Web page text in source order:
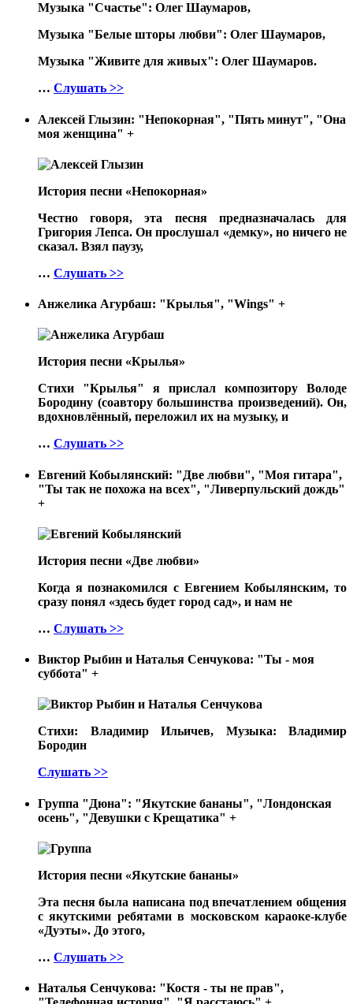
Музыка "Счастье": Олег Шаумаров,
Музыка "Белые шторы любви": Олег Шаумаров,
Музыка "Живите для живых": Олег Шаумаров.
… Слушать >>
Алексей Глызин: "Непокорная", "Пять минут", "Она
моя женщина" +
История песни «Непокорная»
Честно говоря, эта песня предназначалась для
Григория Лепса. Он прослушал «демку», но ничего не
сказал. Взял паузу,
… Слушать >>
Анжелика Агурбаш: "Крылья", "Wings" +
История песни «Крылья»
Стихи "Крылья" я прислал композитору Володе
Бородину (соавтору большинства произведений). Он,
вдохновлённый, переложил их на музыку, и
… Слушать >>
Евгений Кобылянский: "Две любви", "Моя гитара",
"Ты так не похожа на всех", "Ливерпульский дождь"
+
История песни «Две любви»
Когда я познакомился с Евгением Кобылянским, то
сразу понял «здесь будет город сад», и нам не
… Слушать >>
Виктор Рыбин и Наталья Сенчукова: "Ты - моя
суббота" +
Стихи: Владимир Ильичев, Музыка: Владимир
Бородин
Слушать >>
Группа "Дюна": "Якутские бананы", "Лондонская
осень", "Девушки с Крещатика" +
История песни «Якутские бананы»
Эта песня была написана под впечатлением общения
с якутскими ребятами в московском караоке-клубе
«Дуэты». До этого,
… Слушать >>
Наталья Сенчукова: "Костя - ты не прав",